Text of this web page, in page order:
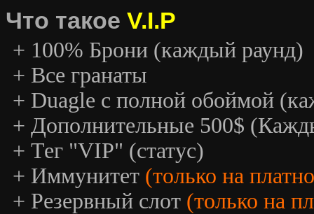
Что такое V.I.P
+ 100% Брони (каждый раунд)
+ Все гранаты
+ Duagle с полной обоймой
+ Дополнительные 500$
+ Тег "VIP" (статус)
+ Иммунитет (только на
+ Резервный слот (только на